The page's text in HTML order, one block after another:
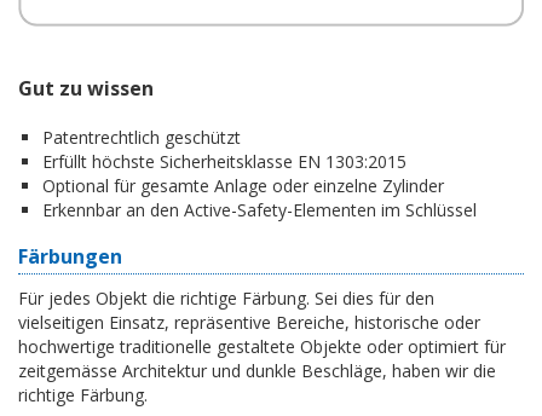
Gut zu wissen
Patentrechtlich geschützt
Erfüllt höchste Sicherheitsklasse EN 1303:2015
Optional für gesamte Anlage oder einzelne Zylinder
Erkennbar an den Active-Safety-Elementen im Schlüssel
Färbungen
Für jedes Objekt die richtige Färbung. Sei dies für den
vielseitigen Einsatz, repräsentive Bereiche, historische oder
hochwertige traditionelle gestaltete Objekte oder optimiert für
zeitgemässe Architektur und dunkle Beschläge, haben wir die
richtige Färbung.